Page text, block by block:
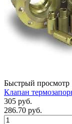
Быстрый просмотр
Клапан
305 руб.
286.70 руб.